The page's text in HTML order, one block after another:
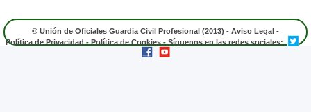
© Unión de Oficiales Guardia Civil Profesional (2013) - Aviso Legal -
Política de Privacidad-Política de Cookies- Síguenos en las redes sociales: